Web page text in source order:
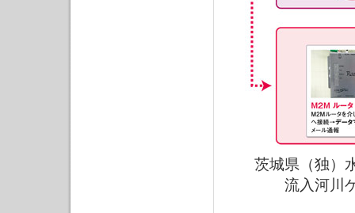
茨城県（独）
流入河川